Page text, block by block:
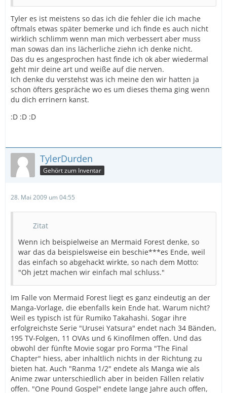
Tyler es ist meistens so das ich die fehler die ich mache
oftmals etwas später bemerke und ich finde es auch nicht
wirklich schlimm wenn man mich verbessert aber muss
man sowas dan ins lächerliche ziehn ich denke nicht.
Das du es angesprochen hast finde ich ok aber wiedermal
geht mir deine art und weiße auf die nerven.
Ich denke du verstehst was ich meine den wir hatten ja
schon öfters gespräche wo es um dieses thema ging wenn
du dich errinern kanst.
:D :D :D
TylerDurden
Gehört zum Inventar
28. Mai 2009 um 04:55
Zitat
Wenn ich beispielweise an Mermaid Forest denke, so
war das da beispielsweise ein beschie***es Ende, weil
das einfach so abgehackt wirkte, so nach dem Motto:
"Oh jetzt machen wir einfach mal schluss."
Im Falle von Mermaid Forest liegt es ganz eindeutig an der
Manga-Vorlage, die ebenfalls kein Ende hat. Warum nicht?
Weil es typisch ist für Rumiko Takahashi. Sogar ihre
erfolgreichste Serie "Urusei Yatsura" endet nach 34 Bänden,
195 TV-Folgen, 11 OVAs und 6 Kinofilmen offen. Und das
obwohl der fünfte Movie sogar pro Forma "The Final
Chapter" hiess, aber inhaltlich nichts in der Richtung zu
bieten hat. Auch "Ranma 1/2" endete als Manga wie als
Anime zwar unterschiedlich aber in beiden Fällen relativ
offen. "One Pound Gospel" endete lange Jahre auch offen,